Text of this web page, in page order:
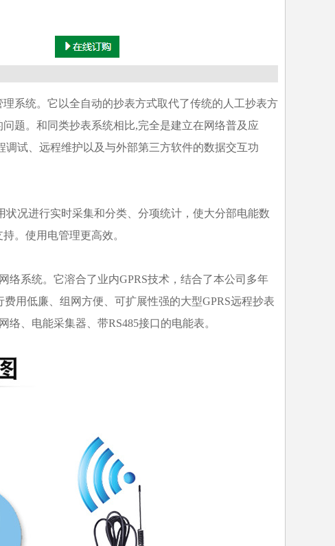
系统。它以全自动的抄表方式取代了传统的人工抄表方
题。和同类抄表系统相比,完全是建立在网络普及应
试、远程维护以及与外部第三方软件的数据交互功
况进行实时采集和分类、分项统计，使大分部电能数
。使用电管理更高效。
络系统。它溶合了业内GPRS技术，结合了本公司多年
用低廉、组网方便、可扩展性强的大型GPRS远程抄表
、电能采集器、带RS485接口的电能表。